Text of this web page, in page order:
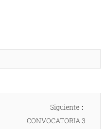
Siguiente
CONVOCATORIA 3